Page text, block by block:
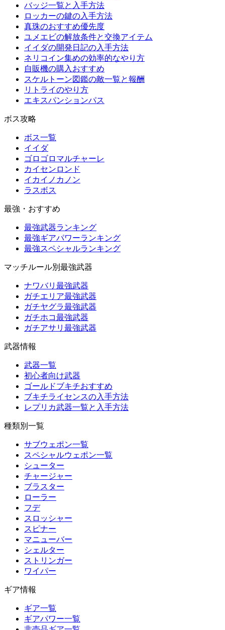
バッジ一覧と入手方法
ロッカーの鍵の入手方法
真珠のおすすめ優先度
ユメエビの解放条件と交換アイテム
イイダの開発日記の入手方法
ネリコイン集めの効率的なやり方
自販機の購入おすすめ
スケルトーン図鑑の敵一覧と報酬
リトライのやり方
エキスパンションパス
ボス攻略
ボス一覧
イイダ
ゴロゴロマルチャーレ
カイセンロンド
イカイノカノン
ラスボス
最強・おすすめ
最強武器ランキング
最強ギアパワーランキング
最強スペシャルランキング
マッチルール別最強武器
ナワバリ最強武器
ガチエリア最強武器
ガチヤグラ最強武器
ガチホコ最強武器
ガチアサリ最強武器
武器情報
武器一覧
初心者向け武器
ゴールドブキチおすすめ
ブキチライセンスの入手方法
レプリカ武器一覧と入手方法
種類別一覧
サブウェポン一覧
スペシャルウェポン一覧
シューター
チャージャー
ブラスター
ローラー
フデ
スロッシャー
スピナー
マニューバー
シェルター
ストリンガー
ワイパー
ギア情報
ギア一覧
ギアパワー一覧